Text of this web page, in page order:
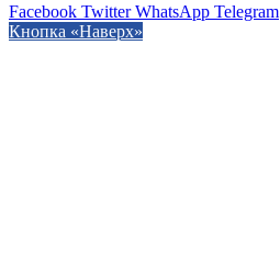
Facebook Twitter WhatsApp Telegram
Кнопка «Наверх»